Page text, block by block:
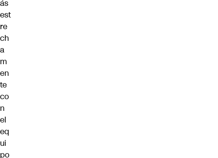
ás
est
re
ch
a
m
en
te
co
n
el
eq
ui
po